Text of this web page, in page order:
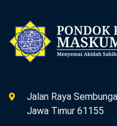
Jalan Raya
Jawa Timur 61155